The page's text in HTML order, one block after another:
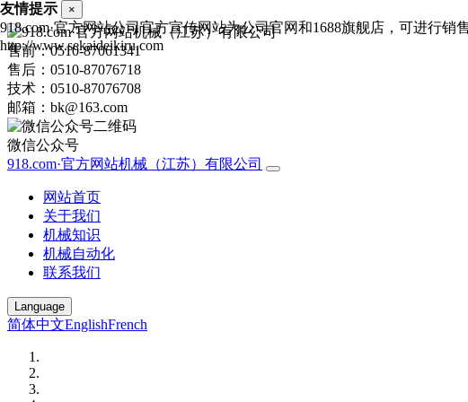
售前：0510-87061341
售后：0510-87076718
技术：0510-87076708
邮箱：bk@163.com
微信公众号
918.com·官方网站机械（江苏）有限公司
网站首页
关于我们
机械知识
机械自动化
联系我们
Language
简体中文EnglishFrench
友情提示 ×
918.com·官方网站公司官方宣传网站为公司官网和1688旗舰店，可进行
http://www.sekaideikiru.com